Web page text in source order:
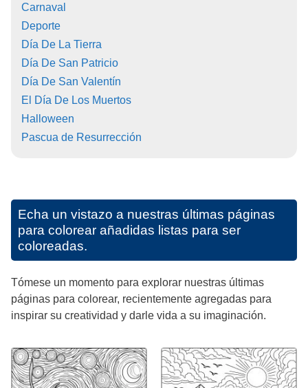
Carnaval
Deporte
Día De La Tierra
Día De San Patricio
Día De San Valentín
El Día De Los Muertos
Halloween
Pascua de Resurrección
Echa un vistazo a nuestras últimas páginas
para colorear añadidas listas para ser
coloreadas.
Tómese un momento para explorar nuestras últimas
páginas para colorear, recientemente agregadas para
inspirar su creatividad y darle vida a su imaginación.